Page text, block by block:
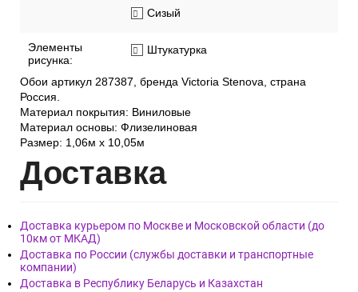
Сизый
Элементы
рисунка:
Штукатурка
Обои артикул 287387, бренда Victoria Stenova, страна
Россия.
Материал покрытия: Виниловые
Материал основы: Флизелиновая
Размер: 1,06м х 10,05м
Доставка
Доставка курьером по Москве и Московской области (до
10км от МКАД)
Доставка по России (службы доставки и транспортные
компании)
Доставка в Республику Беларусь и Казахстан